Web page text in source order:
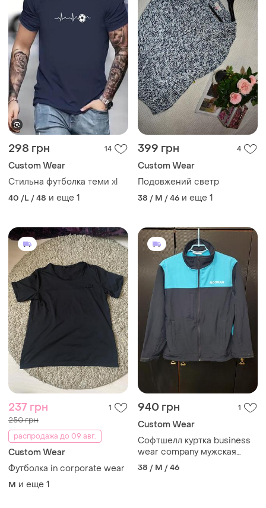
298 грн 14
Сustom Wear
Стильна футболка теми xl
40 /L / 48 и еще 1
399 грн 4
Сustom Wear
Подовжений светр
38 / M / 46 и еще 1
237 грн 1
250 грн
распродажа до 09 авг.
Сustom Wear
Футболка in corporate wear
M и еще 1
940 грн 1
Сustom Wear
Софтшелл куртка business
wear company мужская
теплая повседневная m
38 / M / 46